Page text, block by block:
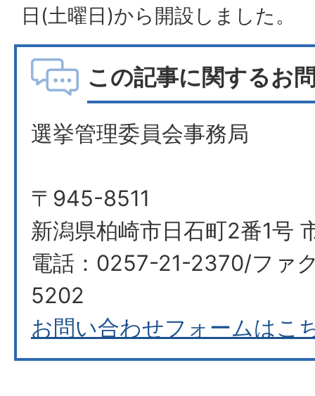
日(土曜日)から開設しました。
この記事に関するお
選挙管理委員会事務局
〒945-8511
新潟県柏崎市日石町2番1号
電話：0257-21-2370/ファ
5202
お問い合わせフォームはこ